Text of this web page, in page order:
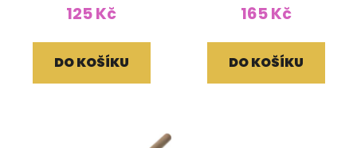
125 Kč
DO KOŠÍKU
165 Kč
DO KOŠÍKU